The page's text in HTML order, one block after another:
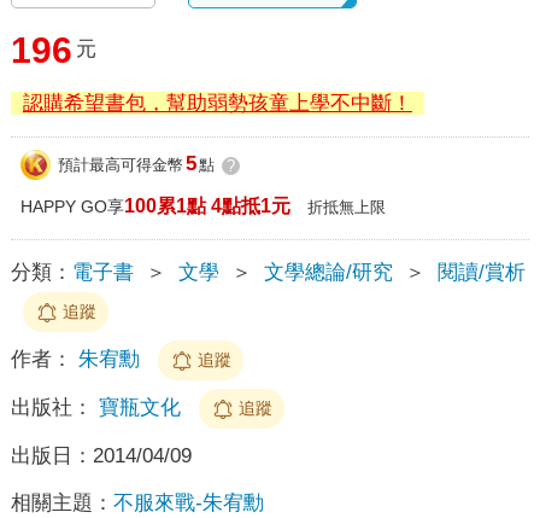
196 元
認購希望書包，幫助弱勢孩童上學不中斷！
預計最高可得金幣 5點 ?
HAPPY GO享100累1點 4點抵1元 折抵無上限
分類： 電子書 ＞ 文學 ＞ 文學總論/研究 ＞ 閱讀/賞析
追蹤
作者： 朱宥勳 追蹤
出版社： 寶瓶文化 追蹤
出版日： 2014/04/09
相關主題： 不服來戰-朱宥勳